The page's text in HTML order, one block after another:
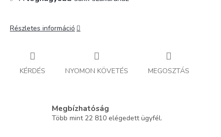
Részletes információ
KÉRDÉS NYOMON KÖVETÉS MEGOSZTÁS
Megbízhatóság
Több mint 22 810 elégedett ügyfél.